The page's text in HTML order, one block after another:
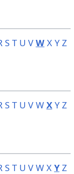
S T U V W X Y Z
S T U V W X Y Z
S T U V W X Y Z